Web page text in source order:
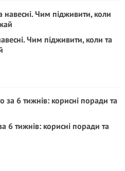
Чим підживити, коли та
6 тижнів: корисні поради та